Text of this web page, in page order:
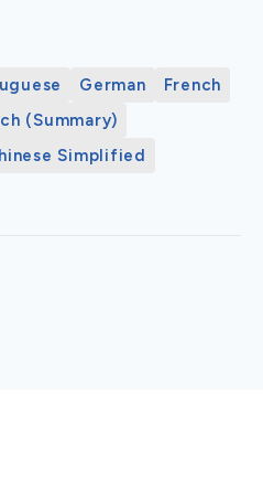
German
French
(Summary)
Simplified